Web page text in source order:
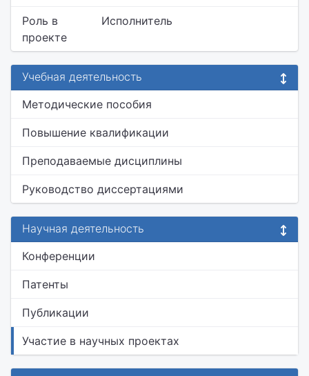
Роль в
проекте
Исполнитель
Учебная деятельность
Методические пособия
Повышение квалификации
Преподаваемые дисциплины
Руководство диссертациями
Научная деятельность
Конференции
Патенты
Публикации
Участие в научных проектах